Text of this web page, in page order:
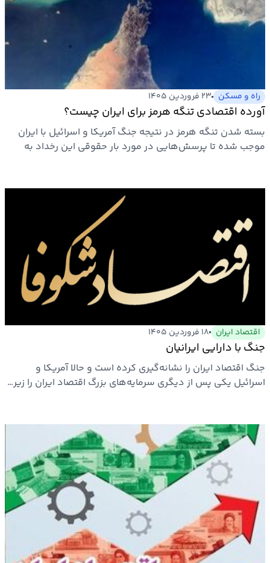
راه و مسکن ۲۳ فروردین ۱۴۰۵
آورده اقتصادی تنگه هرمز برای ایران چیست؟
بسته شدن تنگه هرمز در نتیجه جنگ آمریکا و اسرائیل با ایران
موجب شده تا پرسش‌هایی در مورد بار حقوقی این رخداد به
اقتصاد ایران ۱۸ فروردین ۱۴۰۵
جنگ با دارایی ایرانیان
جنگ اقتصاد ایران را نشانه‌گیری کرده است و حالا آمریکا و
اسرائیل یکی پس از دیگری سرمایه‌های بزرگ اقتصاد ایران را زیر…